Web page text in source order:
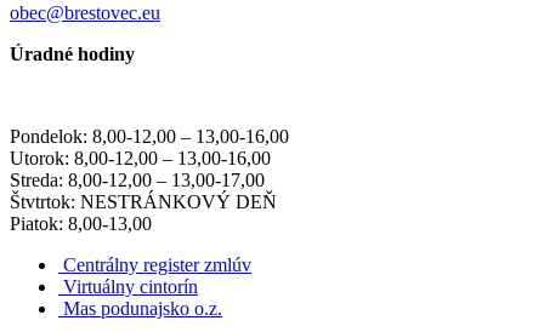
obec@brestovec.eu
Úradné hodiny
Pondelok: 8,00-12,00 – 13,00-16,00
Utorok: 8,00-12,00 – 13,00-16,00
Streda: 8,00-12,00 – 13,00-17,00
Štvtrtok: NESTRÁNKOVÝ DEŇ
Piatok: 8,00-13,00
Centrálny register zmlúv
Virtuálny cintorín
Mas podunajsko o.z.